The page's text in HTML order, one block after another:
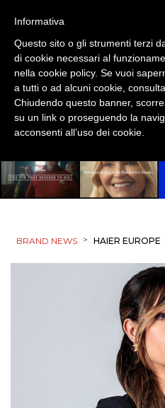
ESTERNA
RADIO / AUDIO
TV
DATI
PREVISIONI/SCENARI
BRAND NEWS > HAIER EUROPE
Informativa
Questo sito o gli strumenti terzi
di cookie necessari al
nella cookie policy. Se vuoi
a tutti o ad alcuni cookie,
Chiudendo questo banner,
su un link o proseguendo la
acconsenti all’uso dei cookie.